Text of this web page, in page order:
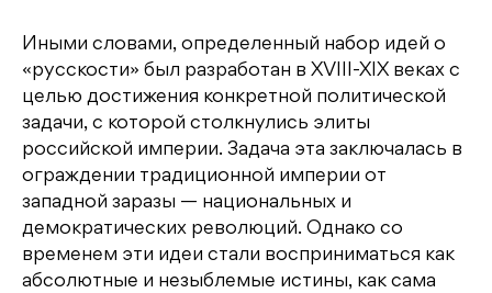
Иными словами, определенный набор идей о
«русскости» был разработан в XVIII-XIX веках с
целью достижения конкретной политической
задачи, с которой столкнулись элиты
российской империи. Задача эта заключалась в
ограждении традиционной империи от
западной заразы — национальных и
демократических революций. Однако со
временем эти идеи стали восприниматься как
абсолютные и незыблемые истины, как сама